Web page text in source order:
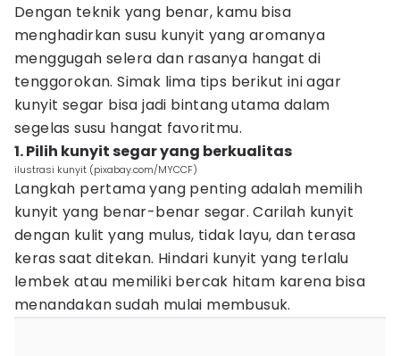
Dengan teknik yang benar, kamu bisa
menghadirkan susu kunyit yang aromanya
menggugah selera dan rasanya hangat di
tenggorokan. Simak lima tips berikut ini agar
kunyit segar bisa jadi bintang utama dalam
segelas susu hangat favoritmu.
1. Pilih kunyit segar yang berkualitas
ilustrasi kunyit (pixabay.com/MYCCF)
Langkah pertama yang penting adalah memilih
kunyit yang benar-benar segar. Carilah kunyit
dengan kulit yang mulus, tidak layu, dan terasa
keras saat ditekan. Hindari kunyit yang terlalu
lembek atau memiliki bercak hitam karena bisa
menandakan sudah mulai membusuk.